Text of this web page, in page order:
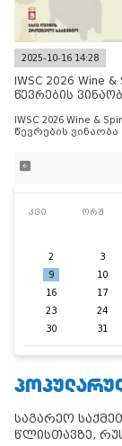
2025-10-16 14:28
IWSC 2026 Wine
წევრების
IWSC 2026 Wine &
წევრების
კვი ორშ
2
3
9
10
16
17
23
24
30
31
საგარეო
წლისთავზე,